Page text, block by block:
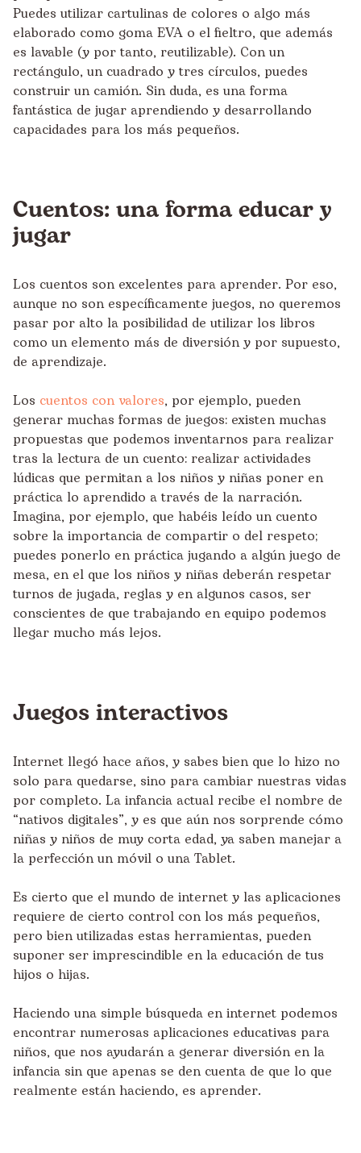
Puedes utilizar cartulinas de colores o algo más
elaborado como goma EVA o el fieltro, que además
es lavable (y por tanto, reutilizable). Con un
rectángulo, un cuadrado y tres círculos, puedes
construir un camión. Sin duda, es una forma
fantástica de jugar aprendiendo y desarrollando
capacidades para los más pequeños.
Cuentos: una forma educar y
jugar
Los cuentos son excelentes para aprender. Por eso,
aunque no son específicamente juegos, no queremos
pasar por alto la posibilidad de utilizar los libros
como un elemento más de diversión y por supuesto,
de aprendizaje.
Los cuentos con valores, por ejemplo, pueden
generar muchas formas de juegos: existen muchas
propuestas que podemos inventarnos para realizar
tras la lectura de un cuento: realizar actividades
lúdicas que permitan a los niños y niñas poner en
práctica lo aprendido a través de la narración.
Imagina, por ejemplo, que habéis leído un cuento
sobre la importancia de compartir o del respeto;
puedes ponerlo en práctica jugando a algún juego de
mesa, en el que los niños y niñas deberán respetar
turnos de jugada, reglas y en algunos casos, ser
conscientes de que trabajando en equipo podemos
llegar mucho más lejos.
Juegos interactivos
Internet llegó hace años, y sabes bien que lo hizo no
solo para quedarse, sino para cambiar nuestras vidas
por completo. La infancia actual recibe el nombre de
“nativos digitales”, y es que aún nos sorprende cómo
niñas y niños de muy corta edad, ya saben manejar a
la perfección un móvil o una Tablet.
Es cierto que el mundo de internet y las aplicaciones
requiere de cierto control con los más pequeños,
pero bien utilizadas estas herramientas, pueden
suponer ser imprescindible en la educación de tus
hijos o hijas.
Haciendo una simple búsqueda en internet podemos
encontrar numerosas aplicaciones educativas para
niños, que nos ayudarán a generar diversión en la
infancia sin que apenas se den cuenta de que lo que
realmente están haciendo, es aprender.